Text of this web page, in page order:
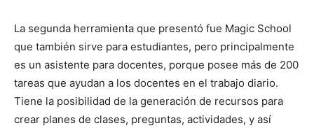
La segunda herramienta que presentó fue Magic School
que también sirve para estudiantes, pero principalmente
es un asistente para docentes, porque posee más de 200
tareas que ayudan a los docentes en el trabajo diario.
Tiene la posibilidad de la generación de recursos para
crear planes de clases, preguntas, actividades, y así